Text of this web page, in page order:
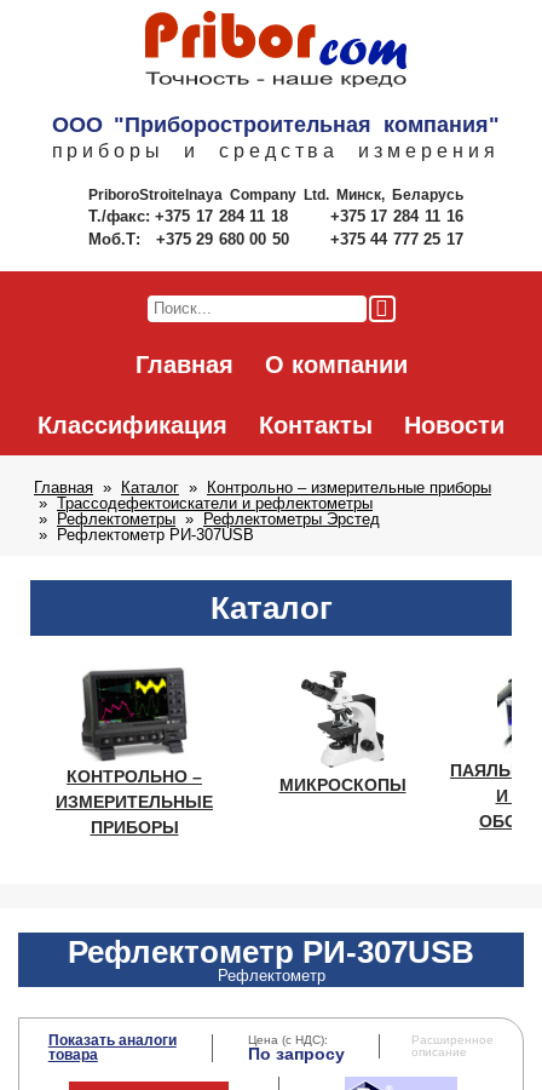
ООО "Приборостроительная компания"
приборы и средства измерения
PriboroStroitelnaya Company Ltd.Минск, Беларусь
Т./факс: +375 17 284 11 18
+375 17 284 11 16
Моб.Т:
+375 29 680 00 50 +375 44 777 25 17
Главная О компании
Классификация Контакты Новости
Главная Каталог
Контрольно – измерительные приборы
Трассодефектоискатели и рефлектометры
Рефлектометры
Рефлектометры Эрстед
Рефлектометр РИ-307USB
Каталог
КОНТРОЛЬНО –
ИЗМЕРИТЕЛЬНЫЕ
ПРИБОРЫ
МИКРОСКОПЫ
И
Рефлектометр РИ-307USB
Рефлектометр
Показать аналоги
товара
Цена (с НДС):
По запросу
Расширенное
описание